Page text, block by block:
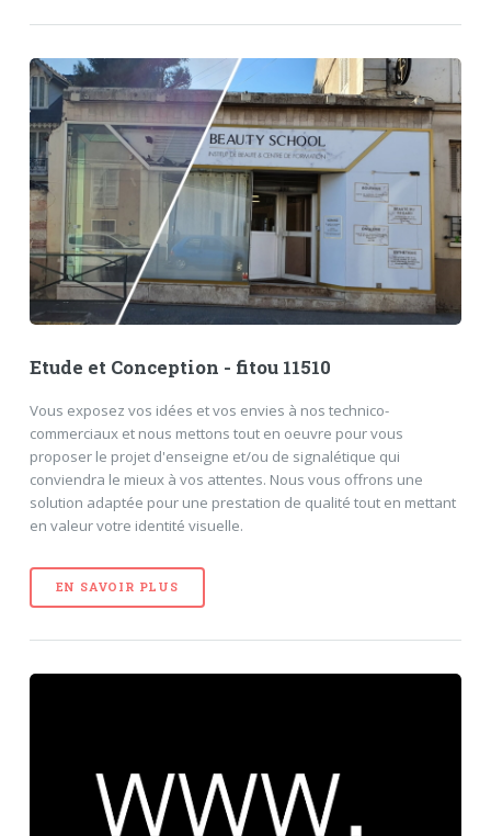
Etude et Conception - fitou 11510
Vous exposez vos idées et vos envies à nos technico-
commerciaux et nous mettons tout en oeuvre pour vous
proposer le projet d'enseigne et/ou de signalétique qui
conviendra le mieux à vos attentes. Nous vous offrons une
solution adaptée pour une prestation de qualité tout en mettant
en valeur votre identité visuelle.
EN SAVOIR PLUS